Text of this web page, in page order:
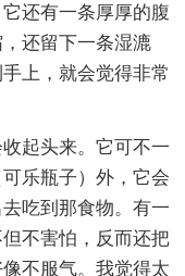
还有一条厚厚的腹
还留下一条湿漉
上，就会觉得非常
起头来。它可不一
乐瓶子）外，它会
吃到那食物。有一
不害怕，反而还把
不服气。我觉得太